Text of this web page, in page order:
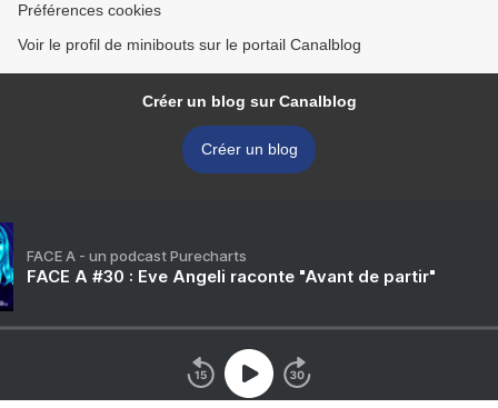
Préférences cookies
Voir le profil de minibouts sur le portail Canalblog
Créer un blog sur Canalblog
Créer un blog
FACE A - un podcast Purecharts
FACE A #30 : Eve Angeli raconte "Avant de partir"